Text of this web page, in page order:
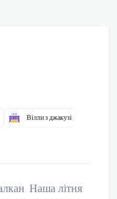
Вілли з джакузі
Наша літня